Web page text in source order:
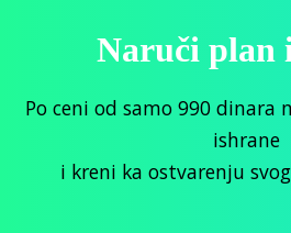
Naruči plan
Po ceni od samo 990 dinara
ishrane
i kreni ka ostvarenju